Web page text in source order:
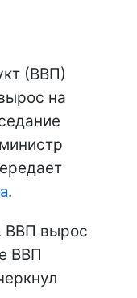
(ВВП)
на
.
ВВП вырос
ВВП